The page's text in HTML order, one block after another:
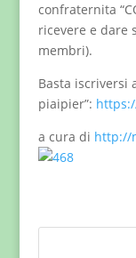
confraternita
ricevere e dare
membri).
Basta iscriversi
piaipier”:
a cura di http://